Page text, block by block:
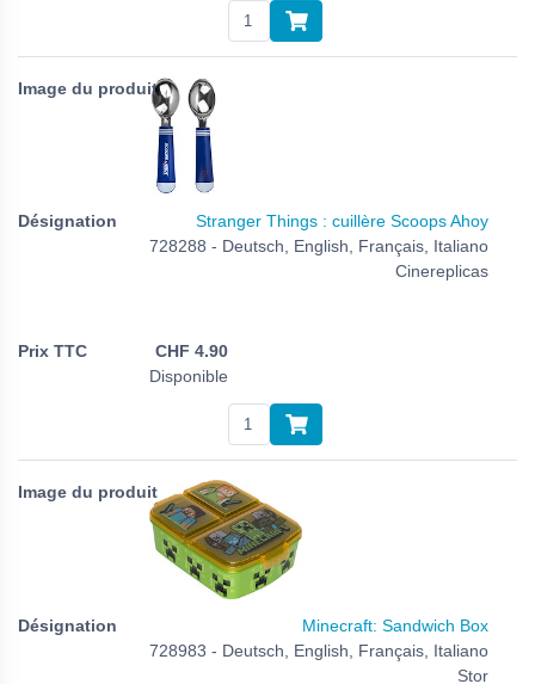
Stranger Things : cuillère Scoops Ahoy
728288 - Deutsch, English, Français, Italiano
Cinereplicas
CHF 4.90
Disponible
Minecraft: Sandwich Box
728983 - Deutsch, English, Français, Italiano
Stor